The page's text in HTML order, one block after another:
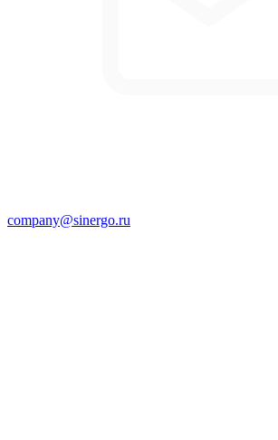
company@sinergo.ru